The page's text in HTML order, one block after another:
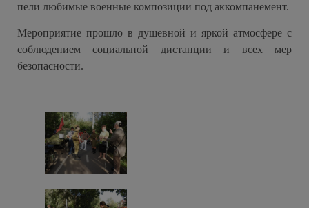
пели любимые военные композиции под аккомпанемент.
Мероприятие прошло в душевной и яркой атмосфере с
соблюдением социальной дистанции и всех мер
безопасности.